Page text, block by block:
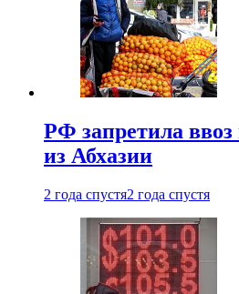
РФ запретила
из Абхазии
2 года спустя2 года спустя